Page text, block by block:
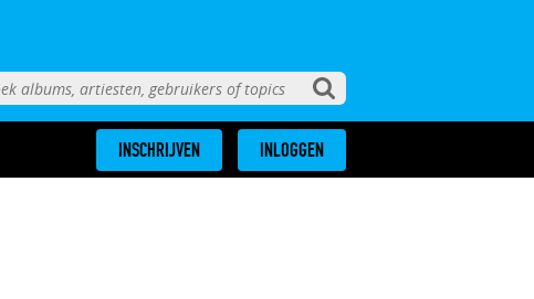
INSCHRIJVEN INLOGGEN